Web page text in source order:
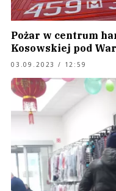
Pożar w centrum
Kosowskiej pod
03.09.2023 / 12:59